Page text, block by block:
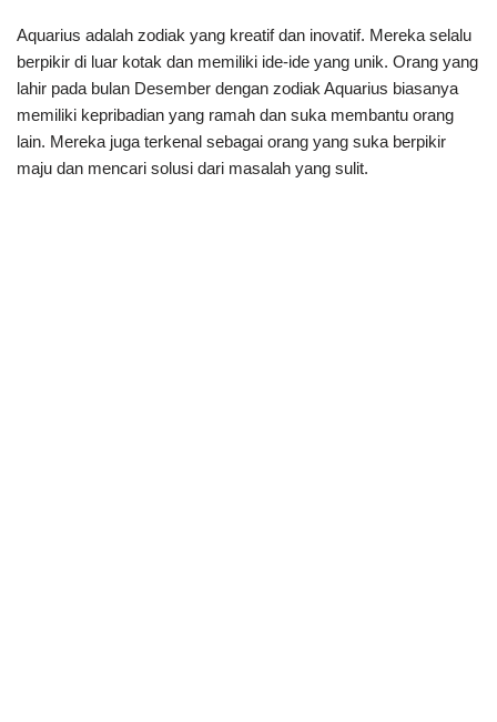
Aquarius adalah zodiak yang kreatif dan inovatif. Mereka selalu
berpikir di luar kotak dan memiliki ide-ide yang unik. Orang yang
lahir pada bulan Desember dengan zodiak Aquarius biasanya
memiliki kepribadian yang ramah dan suka membantu orang
lain. Mereka juga terkenal sebagai orang yang suka berpikir
maju dan mencari solusi dari masalah yang sulit.